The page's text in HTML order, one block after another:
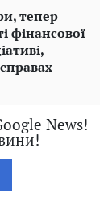
тепер
фінансової
News!